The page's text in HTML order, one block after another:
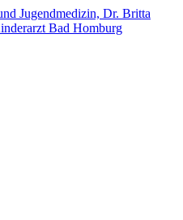
Jugendmedizin, Dr. Britta
Bad Homburg